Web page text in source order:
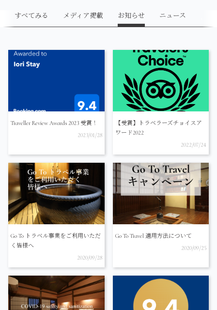
すべてみる メディア掲載 お知らせ ニュース
Traveller Review Awards 2023 受賞！
2023/01/28
【受賞】トラベラーズチョイスア
ワード2022
2022/07/24
Go To トラベル事業をご利用いただ
く皆様へ
2020/09/28
Go To Travel 適用方法について
2020/09/25